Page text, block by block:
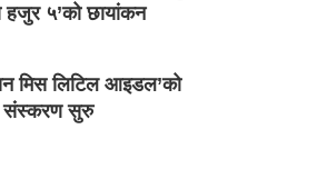
हजुर ५’को छायांकन
मिस लिटिल आइडल’को
सुरु